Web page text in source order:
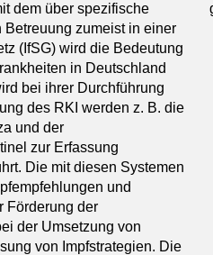
dem über spezifische
zumeist in einer
(IfSG) wird die Bedeutung
in Deutschland
bei ihrer Durchführung
des RKI werden z. B. die
und der
zur Erfassung
Die mit diesen Systemen
und
Förderung der
der Umsetzung von
von Impfstrategien. Die